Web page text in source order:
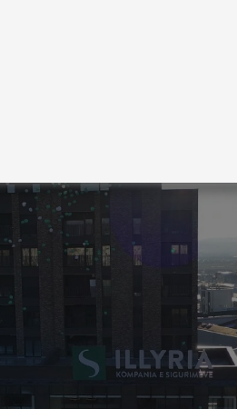
Kompania e
Veternik në Prishtinë, rruga